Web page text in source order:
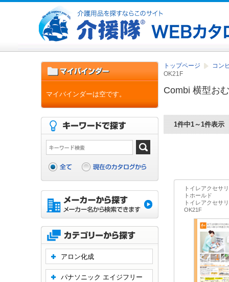
トップページ
コン
OK21F
Combi 横型お
1件中1～1件表示
トイレアクセサ
トホールド
トイレアクセサ
OK21F
マイバインダーは空です。
アロン化成
パナソニック エイジフリー